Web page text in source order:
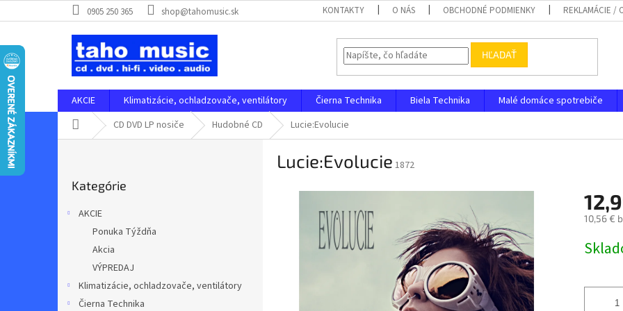
na
0905 250 365 shop@tahomusic.sk KONTAKTY O NÁS OBCHODNÉ PODMIENKY REKLAMÁCIE /
HĽADAŤ
AKCIE Klimatizácie, ochladzovače, ventilátory Čierna Technika Biela Technika Malé domáce spotrebiče
Domov CD DVD LP nosiče Hudobné CD Lucie:Evolucie
kategórie
Kategórie
AKCIE
Ponuka Týždňa
Akcia
VÝPREDAJ
Klimatizácie, ochladzovače, ventilátory
Čierna Technika
Lucie:Evolucie 1872
10,56 €
cena: